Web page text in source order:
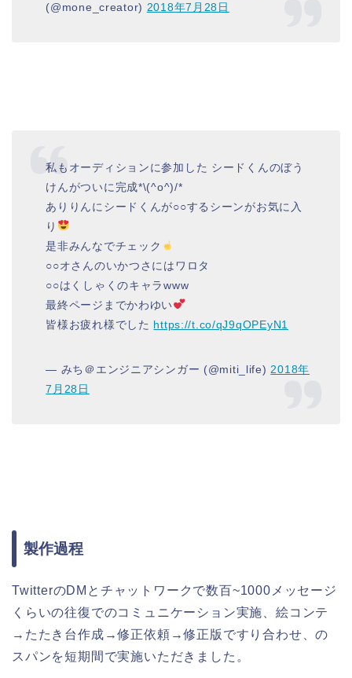
(@mone_creator) 2018年7月28日
私もオーディションに参加した シードくんのぼう
けんがついに完成*\(^o^)/*
ありりんにシードくんが○○するシーンがお気に入
り
是非みんなでチェック
○○オさんのいかつさにはワロタ
○○はくしゃくのキャラwww
最終ページまでかわゆい
皆様お疲れ様でした https://t.co/qJ9qOPEyN1
— みち＠エンジニアシンガー (@miti_life) 2018年
7月28日
製作過程
TwitterのDMとチャットワークで数百~1000メッセージ
くらいの往復でのコミュニケーション実施、絵コンテ
→たたき台作成→修正依頼→修正版ですり合わせ、の
スパンを短期間で実施いただきました。